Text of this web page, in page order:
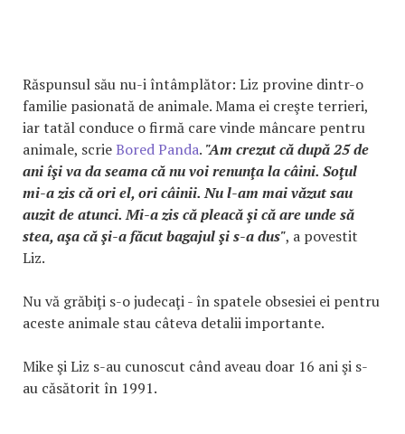
Răspunsul său nu-i întâmplător: Liz provine dintr-o
familie pasionată de animale. Mama ei creşte terrieri,
iar tatăl conduce o firmă care vinde mâncare pentru
animale, scrieBored Panda. "Am crezut că după 25 de
ani îşi va da seama că nu voi renunţa la câini. Soţul
mi-a zis că ori el, ori câinii. Nu l-am mai văzut sau
auzit de atunci. Mi-a zis că pleacă şi că are unde să
stea, aşa că şi-a făcut bagajul şi s-a dus", a povestit
Liz.
Nu vă grăbiţi s-o judecaţi - în spatele obsesiei ei pentru
aceste animale stau câteva detalii importante.
Mike şi Liz s-au cunoscut când aveau doar 16 ani şi s-
au căsătorit în 1991.